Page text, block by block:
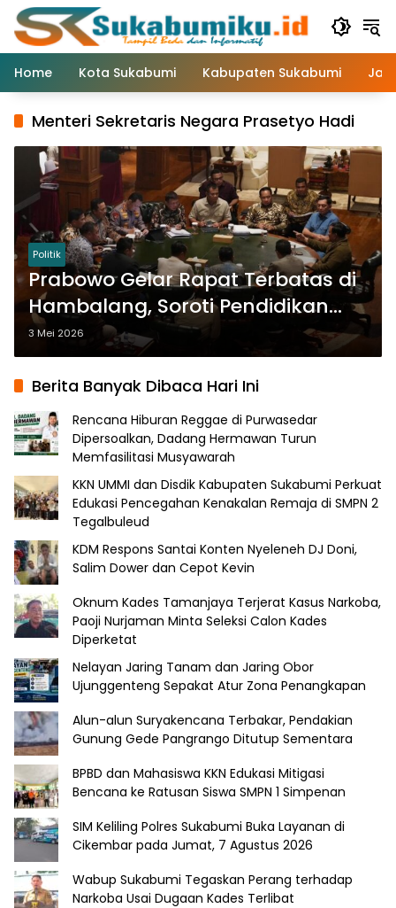
Langsung
konten
Home
Kota Sukabumi Kabupaten Sukabumi
Menteri Sekretaris Negara Prasetyo Hadi
Politik
Prabowo Gelar Rapat Terbatas di
Hambalang, Soroti Pendidikan
hingga Stabilitas Nasional
3 Mei 2026
Berita Banyak Dibaca Hari Ini
Rencana Hiburan Reggae di Purwasedar
Dipersoalkan, Dadang Hermawan Turun
Memfasilitasi Musyawarah
KKN UMMI dan Disdik Kabupaten Sukabumi Perkuat
Edukasi Pencegahan Kenakalan Remaja di SMPN 2
Tegalbuleud
KDM Respons Santai Konten Nyeleneh DJ Doni,
Salim Dower dan Cepot Kevin
Oknum Kades Tamanjaya Terjerat Kasus Narkoba,
Paoji Nurjaman Minta Seleksi Calon Kades
Diperketat
Nelayan Jaring Tanam dan Jaring Obor
Ujunggenteng Sepakat Atur Zona Penangkapan
Alun-alun Suryakencana Terbakar, Pendakian
Gunung Gede Pangrango Ditutup Sementara
BPBD dan Mahasiswa KKN Edukasi Mitigasi
Bencana ke Ratusan Siswa SMPN 1 Simpenan
SIM Keliling Polres Sukabumi Buka Layanan di
Cikembar pada Jumat, 7 Agustus 2026
Wabup Sukabumi Tegaskan Perang terhadap
Narkoba Usai Dugaan Kades Terlibat